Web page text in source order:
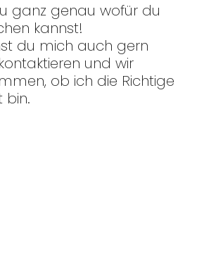
ganz genau wofür du
kannst!
du mich auch gern
und wir
ob ich die Richtige
bin.